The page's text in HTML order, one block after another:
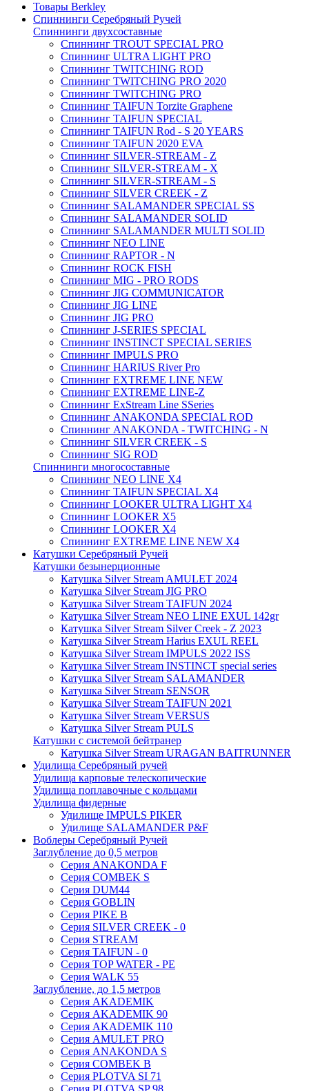
Товары Berkley
Спиннинги Серебряный Ручей
Спиннинги двухсоставные
Спиннинг TROUT SPECIAL PRO
Спиннинг ULTRA LIGHT PRO
Спиннинг TWITCHING ROD
Спиннинг TWITCHING PRO 2020
Спиннинг TWITCHING PRO
Спиннинг TAIFUN Torzite Graphene
Спиннинг TAIFUN SPECIAL
Спиннинг TAIFUN Rod - S 20 YEARS
Спиннинг TAIFUN 2020 EVA
Спиннинг SILVER-STREAM - Z
Спиннинг SILVER-STREAM - X
Спиннинг SILVER-STREAM - S
Спиннинг SILVER CREEK - Z
Спиннинг SALAMANDER SPECIAL SS
Спиннинг SALAMANDER SOLID
Спиннинг SALAMANDER MULTI SOLID
Спиннинг NEO LINE
Спиннинг RAPTOR - N
Спиннинг ROCK FISH
Спиннинг MIG - PRO RODS
Спиннинг JIG COMMUNICATOR
Спиннинг JIG LINE
Спиннинг JIG PRO
Спиннинг J-SERIES SPECIAL
Спиннинг INSTINCT SPECIAL SERIES
Спиннинг IMPULS PRO
Спиннинг HARIUS River Pro
Спиннинг EXTREME LINE NEW
Спиннинг EXTREME LINE-Z
Спиннинг ExStream Line SSeries
Спиннинг ANAKONDA SPECIAL ROD
Спиннинг ANAKONDA - TWITCHING - N
Спиннинг SILVER CREEK - S
Спиннинг SIG ROD
Спиннинги многосоставные
Спиннинг NEO LINE X4
Спиннинг TAIFUN SPECIAL X4
Спиннинг LOOKER ULTRA LIGHT X4
Спиннинг LOOKER X5
Спиннинг LOOKER X4
Спиннинг EXTREME LINE NEW X4
Катушки Серебряный Ручей
Катушки безынерционные
Катушка Silver Stream AMULET 2024
Катушка Silver Stream JIG PRO
Катушка Silver Stream TAIFUN 2024
Катушка Silver Stream NEO LINE EXUL 142gr
Катушка Silver Stream Silver Creek - Z 2023
Катушка Silver Stream Harius EXUL REEL
Катушка Silver Stream IMPULS 2022 ISS
Катушка Silver Stream INSTINCT special series
Катушка Silver Stream SALAMANDER
Катушка Silver Stream SENSOR
Катушка Silver Stream TAIFUN 2021
Катушка Silver Stream VERSUS
Катушка Silver Stream PULS
Катушки с системой бейтранер
Катушка Silver Stream URAGAN BAITRUNNER
Удилища Серебряный ручей
Удилища карповые телескопические
Удилища поплавочные с кольцами
Удилища фидерные
Удилище IMPULS PIKER
Удилище SALAMANDER P&F
Воблеры Серебряный Ручей
Заглубление до 0,5 метров
Серия ANAKONDA F
Серия COMBEK S
Серия DUM44
Серия GOBLIN
Серия PIKE B
Серия SILVER CREEK - 0
Серия STREAM
Серия TAIFUN - 0
Серия TOP WATER - PE
Серия WALK 55
Заглубление, до 1,5 метров
Серия AKADEMIK
Серия AKADEMIK 90
Серия AKADEMIK 110
Серия AMULET PRO
Серия ANAKONDA S
Серия COMBEK B
Серия PLOTVA SI 71
Серия PLOTVA SP 98